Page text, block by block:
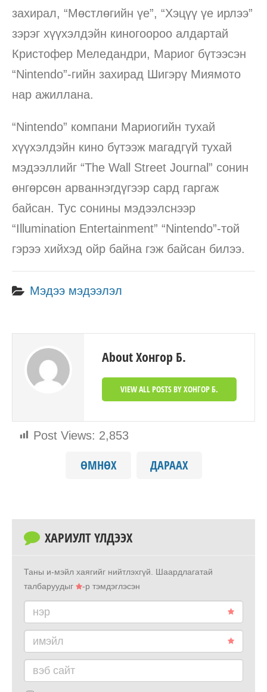
захирал, “Мөстлөгийн үе”, “Хэцүү үе ирлээ”
зэрэг хүүхэлдэйн киногоороо алдартай
Кристофер Меледандри, Мариог бүтээсэн
“Nintendo”-гийн захирад Шигэрү Миямото
нар ажиллана.
“Nintendo” компани Мариогийн тухай
хүүхэлдэйн кино бүтээж магадгүй тухай
мэдээллийг “The Wall Street Journal” сонин
өнгөрсөн арваннэгдүгээр сард гаргаж
байсан. Тус сонины мэдээлснээр
“Illumination Entertainment” “Nintendo”-той
гэрээ хийхэд ойр байна гэж байсан билээ.
Post Views: 2,853
Мэдээ мэдээлэл
About Хонгор Б.
VIEW ALL POSTS BY ХОНГОР Б.
ӨМНӨХ ДАРААХ
ХАРИУЛТ ҮЛДЭЭХ
Таны и-мэйл хаягийг нийтлэхгүй.
Шаардлагатай
талбаруудыг
-р тэмдэглэсэн
нэр
имэйл
вэб сайт